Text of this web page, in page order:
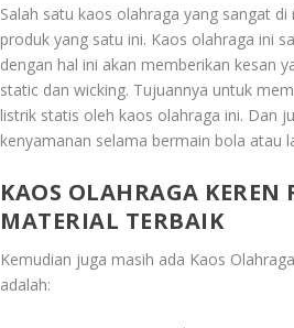
Salah satu kaos olahraga yang sangat
produk yang satu ini. Kaos olahraga ini
dengan hal ini akan memberikan kesan
static dan wicking. Tujuannya untuk
listrik statis oleh kaos olahraga ini. Dan
kenyamanan selama bermain bola atau
KAOS OLAHRAGA
MATERIAL TERBAIK
Kemudian juga masih ada Kaos
adalah: